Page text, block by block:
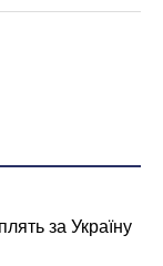
за Україну